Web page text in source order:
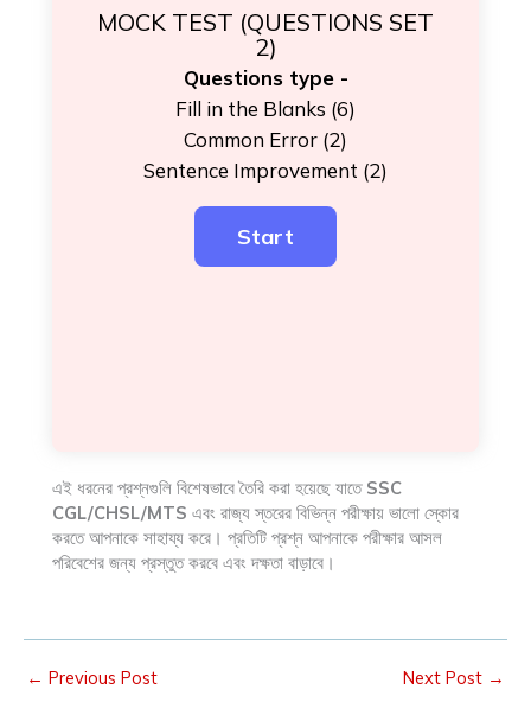
MOCK TEST (QUESTIONS SET
2)
Questions type -
Fill in the Blanks (6)
Common Error (2)
Sentence Improvement (2)
এই ধরনের প্রশ্নগুলি বিশেষভাবে তৈরি করা হয়েছে যাতে SSC
CGL/CHSL/MTS এবং রাজ্য স্তরের বিভিন্ন পরীক্ষায় ভালো স্কোর
করতে আপনাকে সাহায্য করে। প্রতিটি প্রশ্ন আপনাকে পরীক্ষার আসল
পরিবেশের জন্য প্রস্তুত করবে এবং দক্ষতা বাড়াবে।
← Previous Post Next Post →